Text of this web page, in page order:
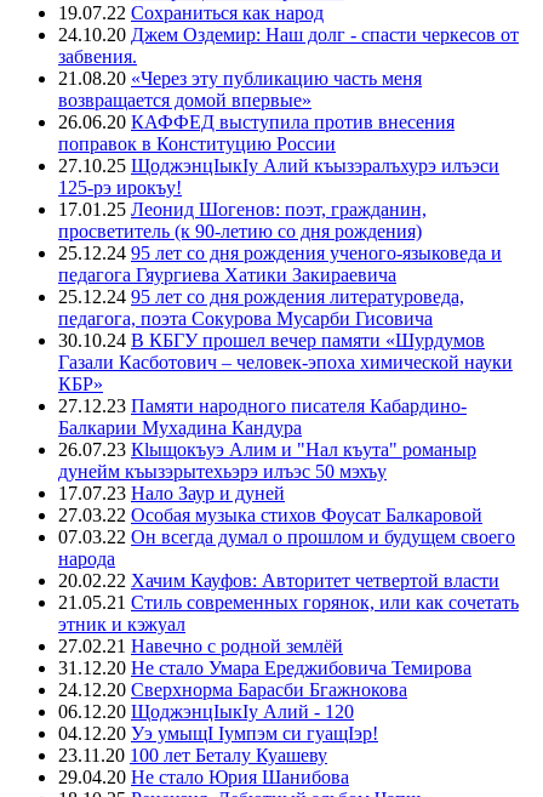
19.07.22 Сохраниться как народ
24.10.20 Джем Оздемир: Наш долг - спасти черкесов от
забвения.
21.08.20 «Через эту публикацию часть меня
возвращается домой впервые»
26.06.20 КАФФЕД выступила против внесения
поправок в Конституцию России
27.10.25 ЩоджэнцIыкIу Алий къызэралъхурэ илъэси
125-рэ ирокъу!
17.01.25 Леонид Шогенов: поэт, гражданин,
просветитель (к 90-летию со дня рождения)
25.12.24 95 лет со дня рождения ученого-языковеда и
педагога Гяургиева Хатики Закираевича
25.12.24 95 лет со дня рождения литературоведа,
педагога, поэта Сокурова Мусарби Гисовича
30.10.24 В КБГУ прошел вечер памяти «Шурдумов
Газали Касботович – человек-эпоха химической науки
КБР»
27.12.23 Памяти народного писателя Кабардино-
Балкарии Мухадина Кандура
26.07.23 Кlыщокъуэ Алим и "Нал къута" романыр
дунейм къызэрытехьэрэ илъэс 50 мэхъу
17.07.23 Нало Заур и дуней
27.03.22 Особая музыка стихов Фоусат Балкаровой
07.03.22 Он всегда думал о прошлом и будущем своего
народа
20.02.22 Хачим Кауфов: Авторитет четвертой власти
21.05.21 Стиль современных горянок, или как сочетать
этник и кэжуал
27.02.21 Навечно с родной землёй
31.12.20 Не стало Умара Ереджибовича Темирова
24.12.20 Сверхнорма Барасби Бгажнокова
06.12.20 ЩоджэнцIыкIу Алий - 120
04.12.20 Уэ умыщI Iумпэм си гуащIэр!
23.11.20 100 лет Беталу Куашеву
29.04.20 Не стало Юрия Шанибова